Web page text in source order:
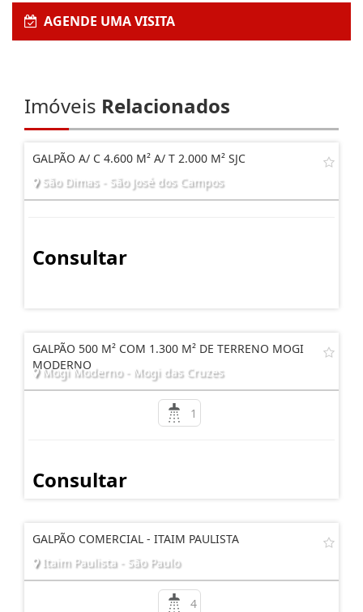
AGENDE UMA VISITA
Imóveis Relacionados
GALPÃO A/ C 4.600 M² A/ T 2.000 M² SJC
São Dimas - São José dos Campos
Consultar
GALPÃO 500 M² COM 1.300 M² DE TERRENO MOGI
MODERNO
Mogi Moderno - Mogi das Cruzes
1
Consultar
GALPÃO COMERCIAL - ITAIM PAULISTA
Itaim Paulista - São Paulo
4